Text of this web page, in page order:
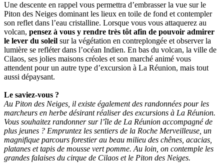
Une descente en rappel vous permettra d’embrasser la vue sur le
Piton des Neiges dominant les lieux en toile de fond et contempler
son reflet dans l’eau cristalline. Lorsque vous vous attaquerez au
volcan, pensez à vous y rendre très tôt afin de pouvoir admirer
le lever du soleil sur la végétation en contreplongée et observer la
lumière se refléter dans l’océan Indien. En bas du volcan, la ville de
Cilaos, ses jolies maisons créoles et son marché animé vous
attendent pour un autre type d’excursion à La Réunion, mais tout
aussi dépaysant.
Le saviez-vous ?
Au Piton des Neiges, il existe également des randonnées pour les
marcheurs en herbe désirant réaliser des excursions à La Réunion.
Vous souhaitez randonner sur l’île de La Réunion accompagné de
plus jeunes ? Empruntez les sentiers de la Roche Merveilleuse, un
magnifique parcours forestier au beau milieu des chênes, acacias,
platanes et tapis de mousse vert pomme. Au loin, on contemple les
grandes falaises du cirque de Cilaos et le Piton des Neiges.